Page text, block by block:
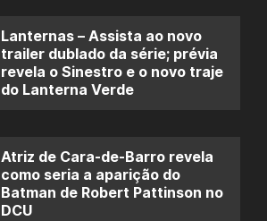
Lanternas – Assista ao novo
trailer dublado da série; prévia
revela o Sinestro e o novo traje
do Lanterna Verde
Atriz de Cara-de-Barro revela
como seria a aparição do
Batman de Robert Pattinson no
DCU